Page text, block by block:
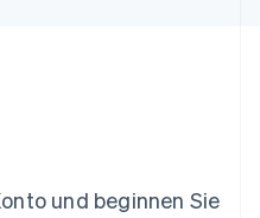
und beginnen Sie